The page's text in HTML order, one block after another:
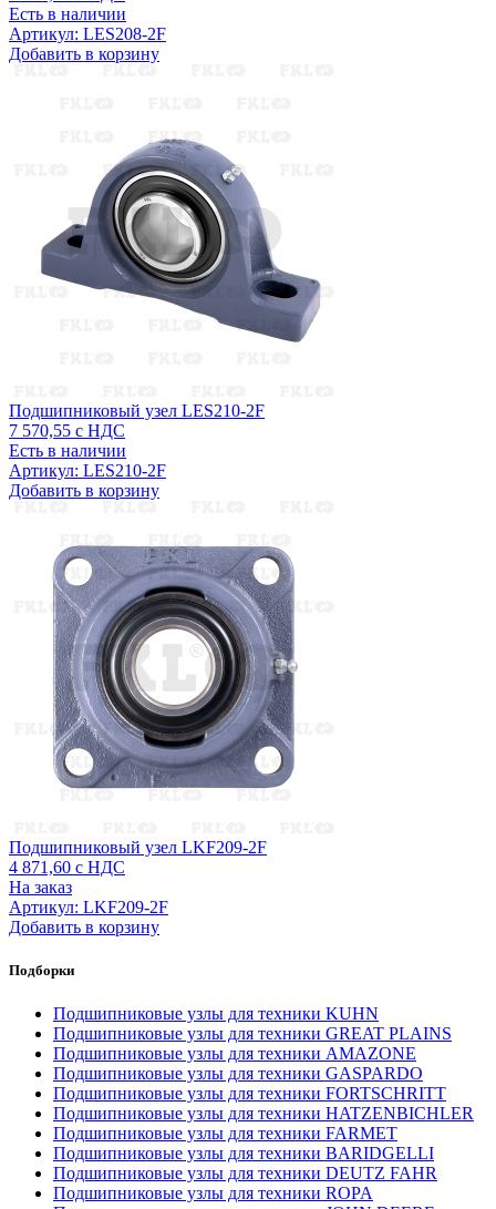
Есть в наличии
Артикул: LES208-2F
Добавить в корзину
Подшипниковый узел LES210-2F
7 570,55 с НДС
Есть в наличии
Артикул: LES210-2F
Добавить в корзину
Подшипниковый узел LKF209-2F
4 871,60 с НДС
На заказ
Артикул: LKF209-2F
Добавить в корзину
Подборки
Подшипниковые узлы для техники KUHN
Подшипниковые узлы для техники GREAT PLAINS
Подшипниковые узлы для техники AMAZONE
Подшипниковые узлы для техники GASPARDO
Подшипниковые узлы для техники FORTSCHRITT
Подшипниковые узлы для техники HATZENBICHLER
Подшипниковые узлы для техники FARMET
Подшипниковые узлы для техники BARIDGELLI
Подшипниковые узлы для техники DEUTZ FAHR
Подшипниковые узлы для техники ROPA